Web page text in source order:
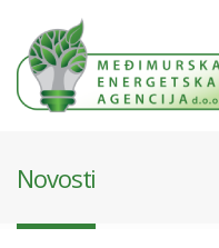
Novosti